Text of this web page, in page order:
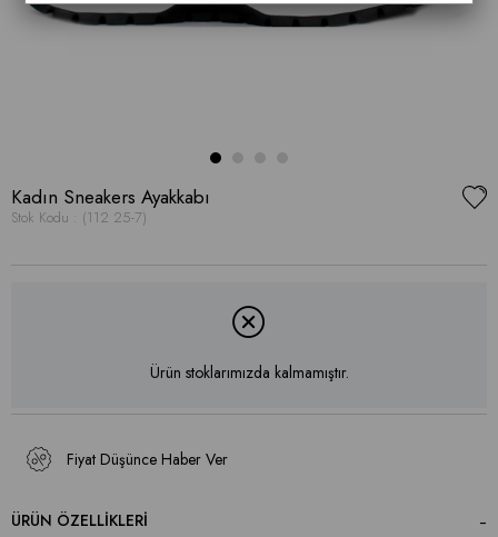
Kadın Sneakers Ayakkabı
Stok Kodu (112 25-7)
Ürün stoklarımızda kalmamıştır.
Fiyat Düşünce Haber Ver
ÜRÜN ÖZELLIKLERI